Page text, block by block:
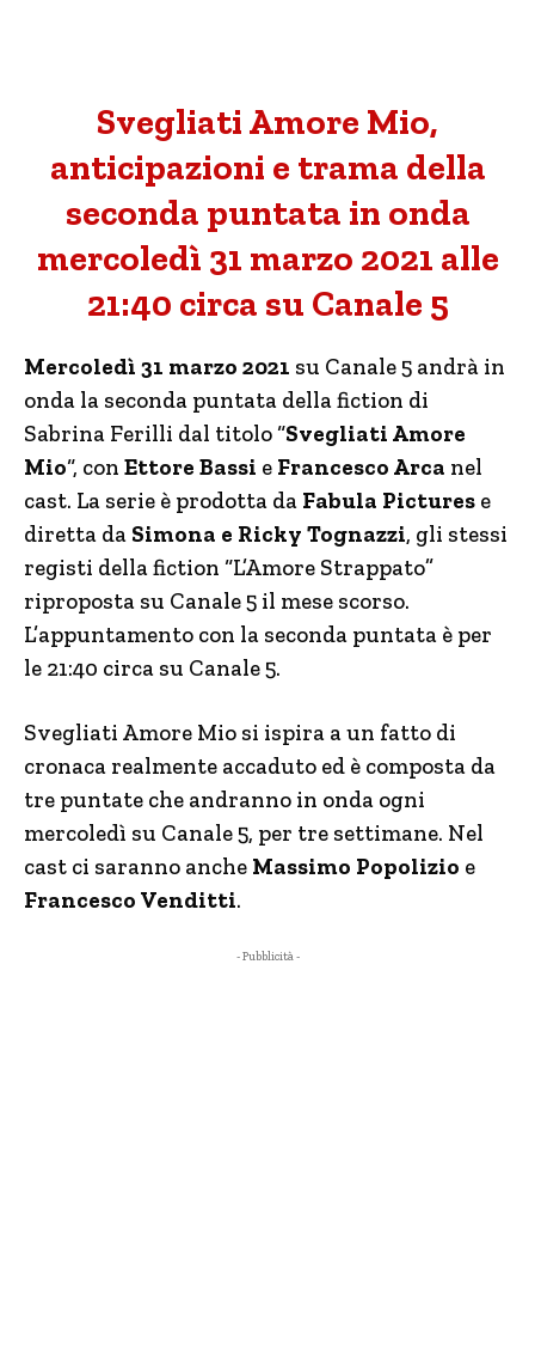
Svegliati Amore Mio,
anticipazioni e trama della
seconda puntata in onda
mercoledì 31 marzo 2021 alle
21:40 circa su Canale 5
Mercoledì 31 marzo 2021 su Canale 5 andrà in
onda la seconda puntata della fiction di
Sabrina Ferilli dal titolo “Svegliati Amore
Mio“, con Ettore Bassi e Francesco Arca nel
cast. La serie è prodotta da Fabula Pictures e
diretta da Simona e Ricky Tognazzi, gli stessi
registi della fiction “L’Amore Strappato”
riproposta su Canale 5 il mese scorso.
L’appuntamento con la seconda puntata è per
le 21:40 circa su Canale 5.
Svegliati Amore Mio si ispira a un fatto di
cronaca realmente accaduto ed è composta da
tre puntate che andranno in onda ogni
mercoledì su Canale 5, per tre settimane. Nel
cast ci saranno anche Massimo Popolizio e
Francesco Venditti.
- Pubblicità -